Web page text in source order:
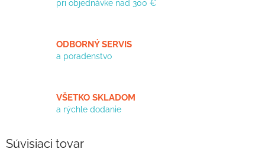
pri objednávke nad 300 €
ODBORNÝ SERVIS
a poradenstvo
VŠETKO SKLADOM
a rýchle dodanie
Súvisiaci tovar